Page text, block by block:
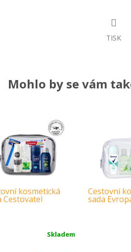
TISK
Mohlo by se vám
kosmetická
Cestovatel
Skladem
Cestovní
sada